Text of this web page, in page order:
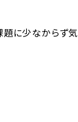
題に少なからず